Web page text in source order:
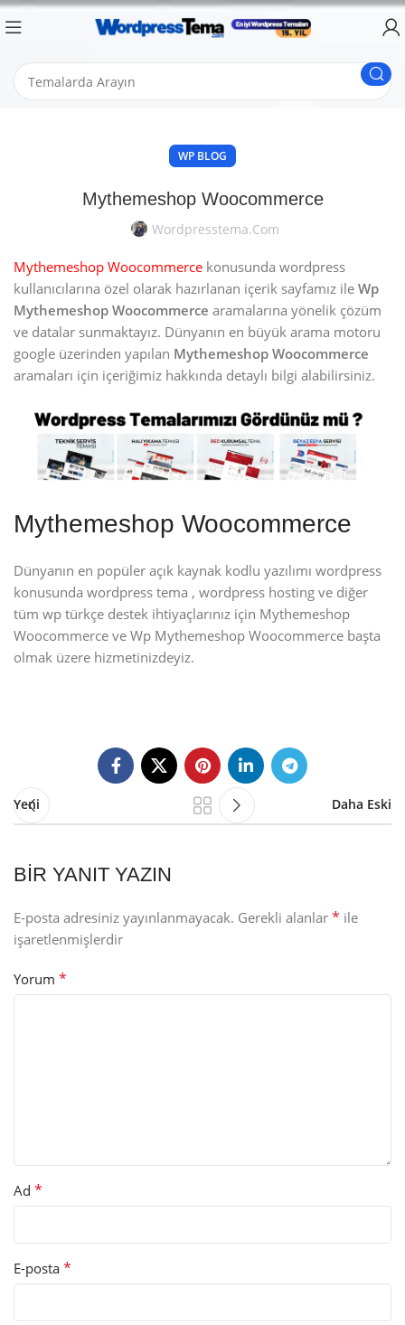
WP BLOG
Mythemeshop Woocommerce
Wordpresstema.com
Mythemeshop Woocommerce konusunda wordpress
kullanıcılarına özel olarak hazırlanan içerik sayfamız ile Wp
Mythemeshop Woocommerce aramalarına yönelik çözüm
ve datalar sunmaktayız. Dünyanın en büyük arama motoru
google üzerinden yapılan Mythemeshop Woocommerce
aramaları için içeriğimiz hakkında detaylı bilgi alabilirsiniz.
Mythemeshop Woocommerce
Dünyanın en popüler açık kaynak kodlu yazılımı wordpress
konusunda wordpress tema , wordpress hosting ve diğer
tüm wp türkçe destek ihtiyaçlarınız için Mythemeshop
Woocommerce ve Wp Mythemeshop Woocommerce başta
olmak üzere hizmetinizdeyiz.
Yeni Daha Eski
BIR YANIT YAZIN
E-posta adresiniz yayınlanmayacak. Gerekli alanlar * ile
işaretlenmişlerdir
Yorum *
Ad *
E-posta *